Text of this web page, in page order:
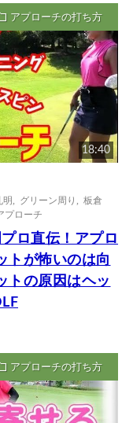
アプローチの打ち方
18:40
明 グリーン周り
板倉
プローチ
ロ直伝！アプロ
トが怖いのは向
トの原因はヘッ
アプローチの打ち方